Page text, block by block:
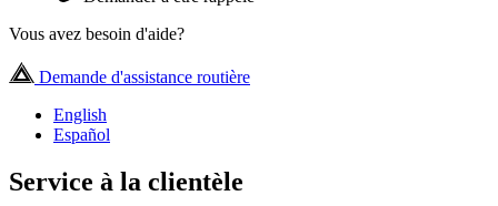
Vous avez besoin d'aide?
Demande d'assistance routière
English
Español
Service à la clientèle